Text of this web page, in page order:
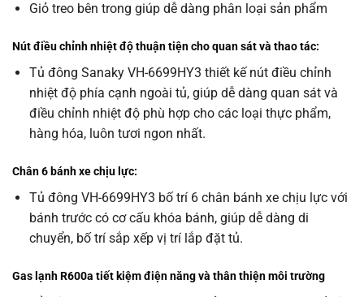
Giỏ treo bên trong giúp dễ dàng phân loại sản phẩm
Nút điều chỉnh nhiệt độ thuận tiện cho quan sát và thao tác:
Tủ đông Sanaky VH-6699HY3 thiết kế nút điều chỉnh
nhiệt độ phía cạnh ngoài tủ, giúp dễ dàng quan sát và
điều chỉnh nhiệt độ phù hợp cho các loại thực phẩm,
hàng hóa, luôn tươi ngon nhất.
Chân 6 bánh xe chịu lực:
Tủ đông VH-6699HY3 bố trí 6 chân bánh xe chịu lực với
bánh trước có cơ cấu khóa bánh, giúp dễ dàng di
chuyển, bố trí sắp xếp vị trí lắp đặt tủ.
Gas lạnh R600a tiết kiệm điện năng và thân thiện môi trường